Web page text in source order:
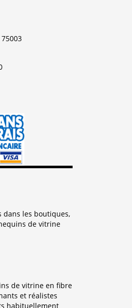
les boutiques,
de vitrine
de vitrine en fibre
et réalistes
habituellement